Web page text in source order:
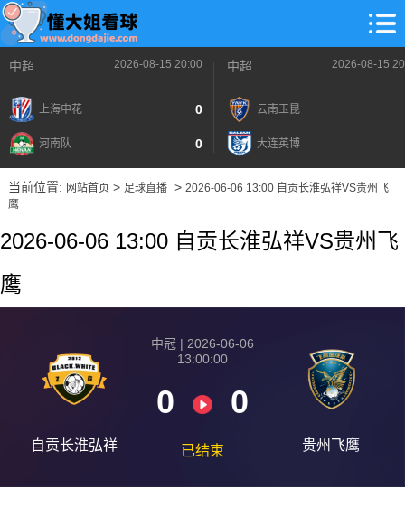
中超 2026-08-15 20:00
上海申花 0
河南队 0
中超 2026-08-15
云南玉昆
大连英博
当前位置: 网站首页> 足球直播> 2026-06-06 13:00 自贡长淮弘祥VS贵州飞
鹰
2026-06-06 13:00 自贡长淮弘祥VS贵州飞
鹰
自贡长淮弘祥
中冠 | 2026-06-06
13:00:00
0 0
已结束 贵州飞鹰